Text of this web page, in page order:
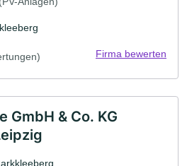
Firma bewerten
GmbH & Co. KG